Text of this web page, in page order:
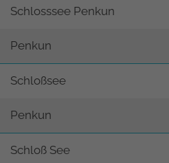
Schlosssee Penkun
Penkun
Schloßsee
Penkun
Schloß See